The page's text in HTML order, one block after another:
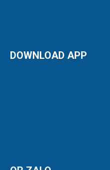
DOWNLOAD APP